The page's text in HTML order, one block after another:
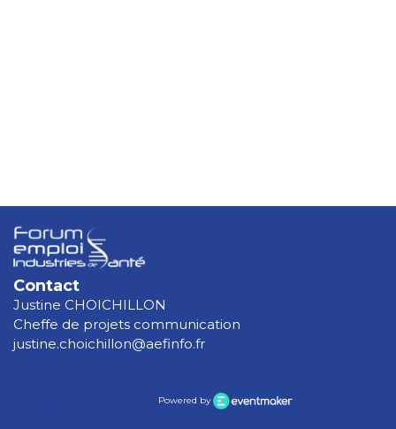
Contact
Justine CHOICHILLON
Cheffe de projets communication
justine.choichillon@aefinfo.fr
Powered by